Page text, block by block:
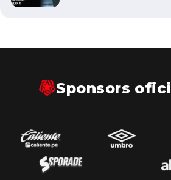
Sponsors